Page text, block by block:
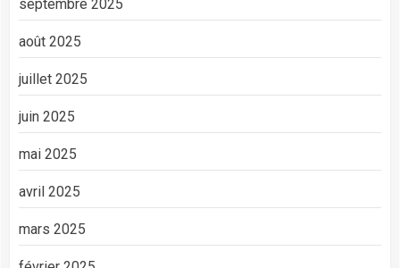
septembre 2025
août 2025
juillet 2025
juin 2025
mai 2025
avril 2025
mars 2025